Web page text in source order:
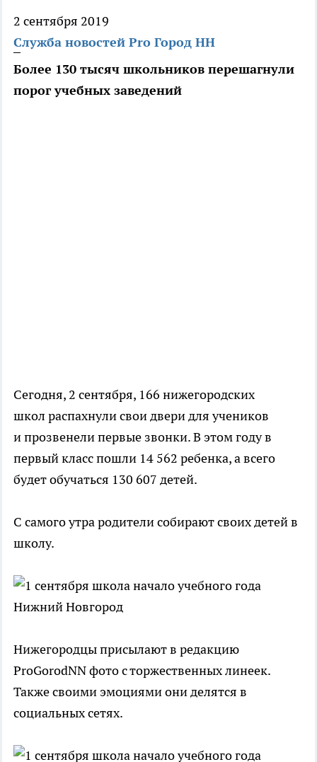
2 сентября 2019
Служба новостей Pro Город НН
Более 130 тысяч школьников перешагнули
порог учебных заведений
Сегодня, 2 сентября, 166 нижегородских
школ распахнули свои двери для учеников
и прозвенели первые звонки. В этом году в
первый класс пошли 14 562 ребенка, а всего
будет обучаться 130 607 детей.
С самого утра родители собирают своих детей в
школу.
Нижегородцы присылают в редакцию
ProGorodNN фото с торжественных линеек.
Также своими эмоциями они делятся в
социальных сетях.